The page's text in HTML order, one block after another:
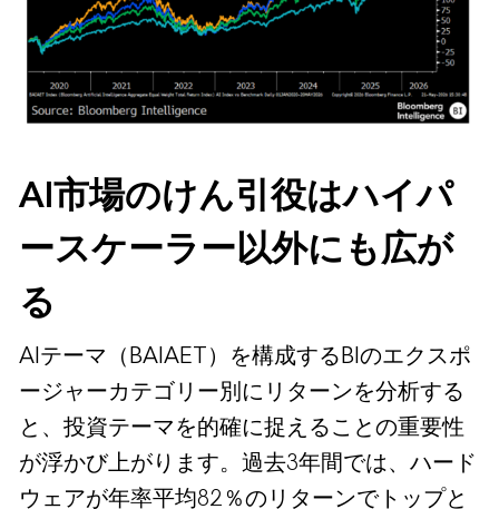
AI市場のけん引役はハイパ
ースケーラー以外にも広が
る
AIテーマ（BAIAET）を構成するBIのエクスポ
ージャーカテゴリー別にリターンを分析する
と、投資テーマを的確に捉えることの重要性
が浮かび上がります。過去3年間では、ハード
ウェアが年率平均82％のリターンでトップと